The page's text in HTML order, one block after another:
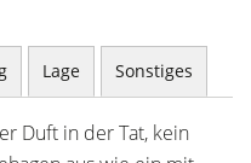
Lage Sonstiges
Duft in der Tat, kein